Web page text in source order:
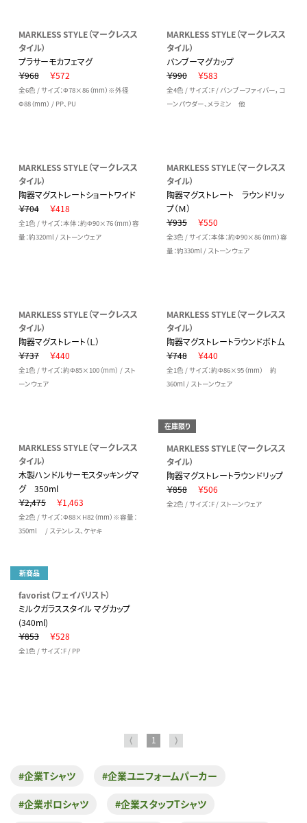
MARKLESS STYLE（マークレスス
タイル）
プラサーモカフェマグ
￥968
￥572
全6色 / サイズ：Φ78×86（mm）※外径
Φ88（mm） / PP、PU
MARKLESS STYLE（マークレスス
タイル）
バンブーマグカップ
￥990
￥583
全4色 / サイズ：F / バンブーファイバー，コ
ーンパウダー、メラミン 他
MARKLESS STYLE（マークレスス
タイル）
陶器マグストレートショートワイド
￥704
￥418
全1色 / サイズ：本体：約Φ90×76（mm）容
量：約320ml / ストーンウェア
MARKLESS STYLE（マークレスス
タイル）
陶器マグストレート ラウンドリッ
プ（Ｍ）
￥935
￥550
全3色 / サイズ：本体：約Φ90×86（mm）容
量：約330ml / ストーンウェア
MARKLESS STYLE（マークレスス
タイル）
陶器マグストレート（Ｌ）
￥737
￥440
全1色 / サイズ：約Φ85×100（mm） / スト
ーンウェア
MARKLESS STYLE（マークレスス
タイル）
陶器マグストレートラウンドボトム
￥748
￥440
全1色 / サイズ：約Φ86×95（mm） 約
360ml / ストーンウェア
MARKLESS STYLE（マークレスス
タイル）
木製ハンドルサーモスタッキングマ
グ 350ml
￥2,475
￥1,463
全2色 / サイズ：Φ88×H82（mm）※容量：
350ml / ステンレス、ケヤキ
在庫限り
MARKLESS STYLE（マークレスス
タイル）
陶器マグストレートラウンドリップ
￥858
￥506
全2色 / サイズ：F / ストーンウェア
新商品
favorist（フェイバリスト）
ミルクガラススタイル マグカップ
(340ml)
￥853
￥528
全1色 / サイズ：F / PP
⟨ 1 ⟩
#企業Tシャツ #企業ユニフォームパーカー
#企業ポロシャツ #企業スタッフTシャツ